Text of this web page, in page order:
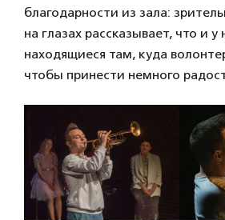
благодарности из зала:
на глазах рассказывает, что и
находящиеся там, куда
чтобы принести немного